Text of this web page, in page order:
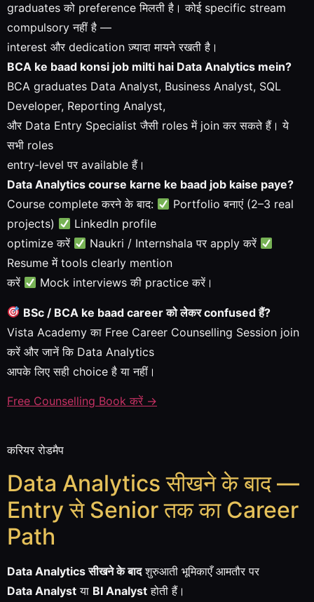
graduates को preference मिलती है। कोई specific stream
compulsory नहीं है —
interest और dedication ज़्यादा मायने रखती है।
BCA ke baad konsi job milti hai Data Analytics mein?
BCA graduates Data Analyst, Business Analyst, SQL
Developer, Reporting Analyst,
और Data Entry Specialist जैसी roles में join कर सकते हैं। ये
सभी roles
entry-level पर available हैं।
Data Analytics course karne ke baad job kaise paye?
Course complete करने के बाद:
Portfolio बनाएं (2–3 real
projects)
LinkedIn profile
optimize करें
Naukri / Internshala पर apply करें
Resume में tools clearly mention
करें
Mock interviews की practice करें।
BSc / BCA ke baad career को लेकर confused हैं?
Vista Academy का Free Career Counselling Session join
करें और जानें कि Data Analytics
आपके लिए सही choice है या नहीं।
Free Counselling Book करें →
करियर रोडमैप
Data Analytics सीखने के बाद —
Entry से Senior तक का Career
Path
Data Analytics सीखने के बादशुरुआती भूमिकाएँ आमतौर पर
Data Analyst या BI Analyst होती हैं।